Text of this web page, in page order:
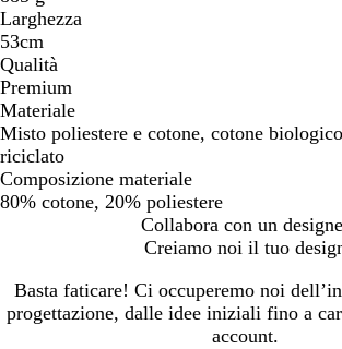
Larghezza
53cm
Qualità
Premium
Materiale
Misto poliestere e cotone, cotone
riciclato
Composizione materiale
80% cotone, 20% poliestere
Collabora con un
Creiamo noi il tuo
Basta faticare! Ci occuperemo noi
progettazione, dalle idee iniziali fino a
account.